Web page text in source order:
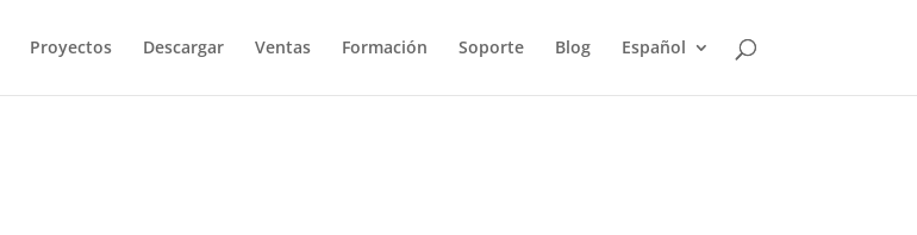
Proyectos Descargar Ventas Formación Soporte Blog Español